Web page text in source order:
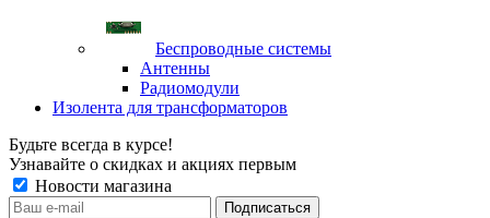
Беспроводные системы
Антенны
Радиомодули
Изолента для трансформаторов
Будьте всегда в курсе!
Узнавайте о скидках и акциях первым
Новости магазина